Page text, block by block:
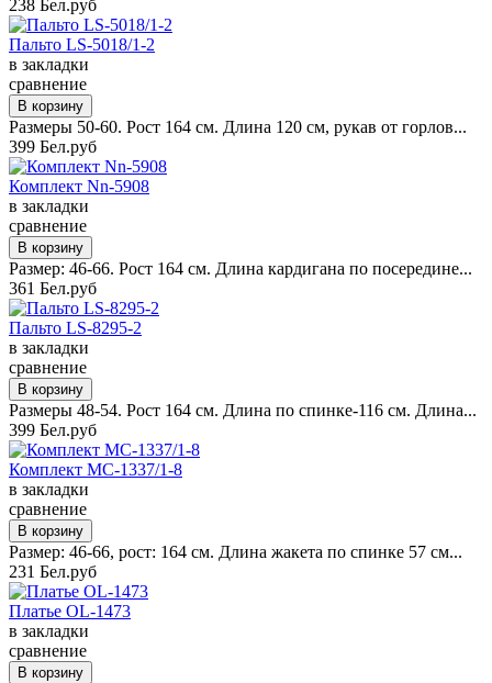
238 Бел.руб
Пальто LS-5018/1-2
в закладки
сравнение
Размеры 50-60. Рост 164 см. Длина 120 см, рукав от горлов...
399 Бел.руб
Комплект Nn-5908
в закладки
сравнение
Размер: 46-66. Рост 164 см. Длина кардигана по посередине...
361 Бел.руб
Пальто LS-8295-2
в закладки
сравнение
Размеры 48-54. Рост 164 см. Длина по спинке-116 см. Длина...
399 Бел.руб
Комплект MC-1337/1-8
в закладки
сравнение
Размер: 46-66, рост: 164 см. Длина жакета по спинке 57 см...
231 Бел.руб
Платье OL-1473
в закладки
сравнение